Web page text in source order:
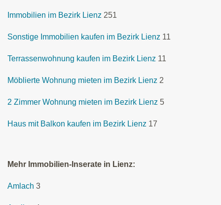
Immobilien im Bezirk Lienz 251
Sonstige Immobilien kaufen im Bezirk Lienz 11
Terrassenwohnung kaufen im Bezirk Lienz 11
Möblierte Wohnung mieten im Bezirk Lienz 2
2 Zimmer Wohnung mieten im Bezirk Lienz 5
Haus mit Balkon kaufen im Bezirk Lienz 17
Mehr Immobilien-Inserate in Lienz:
Amlach 3